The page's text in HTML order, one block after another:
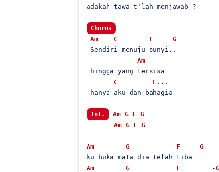
adakah tawa t'lah menjawab ?
Chorus
Am C F
G
Sendiri menuju sunyi..
Am
hingga yang tersisa
C
F ...
hanya aku dan bahagia
Int. Am G F G
Am G F G
Am G F
    -
G
Am
G F
        -
G